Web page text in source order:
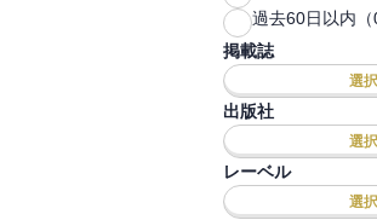
過去60日以内（
掲載誌
選
出版社
選
レーベル
選